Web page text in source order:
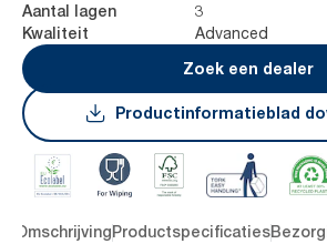
Aantal lagen 3
Kwaliteit
Advanced
Zoek een dealer
Productinformatieblad
OmschrijvingProductspecificaties